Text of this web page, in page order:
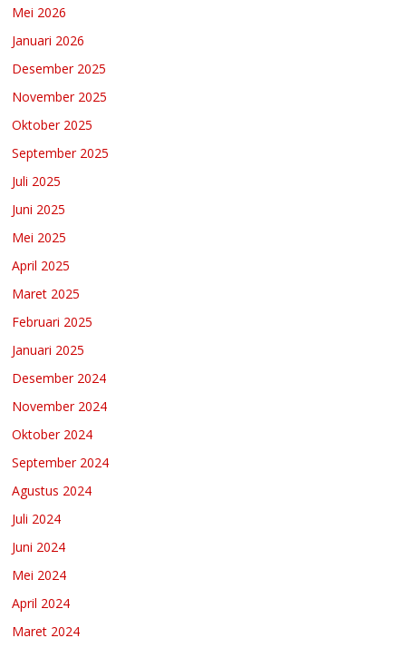
Mei 2026
Januari 2026
Desember 2025
November 2025
Oktober 2025
September 2025
Juli 2025
Juni 2025
Mei 2025
April 2025
Maret 2025
Februari 2025
Januari 2025
Desember 2024
November 2024
Oktober 2024
September 2024
Agustus 2024
Juli 2024
Juni 2024
Mei 2024
April 2024
Maret 2024